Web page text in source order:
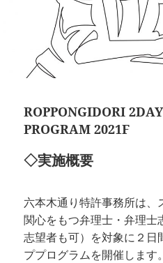
ROPPONGIDORI
PROGRAM 2021F
◇実施概要
六本木通り特許事務所は、
関心をもつ弁理士・弁理
志望者も可）を対象に２日
ププログラムを開催します